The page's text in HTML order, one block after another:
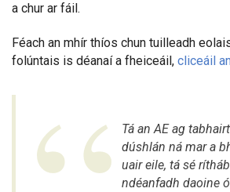
a chur ar fáil.
Féach an mhír thíos chun tuilleadh
folúntais is déanaí a fheiceáil, cliceáil
Tá an AE ag
dúshlán ná mar a
uair eile, tá sé
ndéanfadh daoine